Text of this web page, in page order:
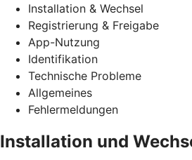
Installation & Wechsel
Registrierung & Freigabe
App-Nutzung
Identifikation
Technische Probleme
Allgemeines
Fehlermeldungen
Installation und